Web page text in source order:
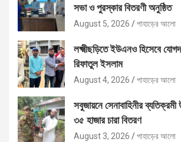
সভা ও পুরস্কার বিতরণী অনুষ্ঠিত
August 5, 2026 পাহাড়ের আলো
লক্ষ্মীছড়িতে ইউএনও হিসেবে
রিফাতুল ইসলাম
August 4, 2026 পাহাড়ের আলো
সবুজায়নে সেনাবাহিনীর
৩৫ হাজার চারা বিতরণ
August 3, 2026 পাহাড়ের আলো